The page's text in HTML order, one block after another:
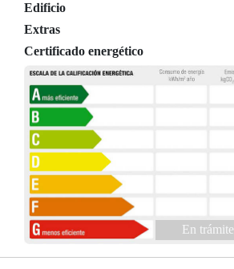
Edificio
Extras
Certificado energético
En trámite